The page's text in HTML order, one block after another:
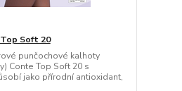
Soft 20
punčochové kalhoty
Conte Top Soft 20 s
jako přírodní antioxidant,